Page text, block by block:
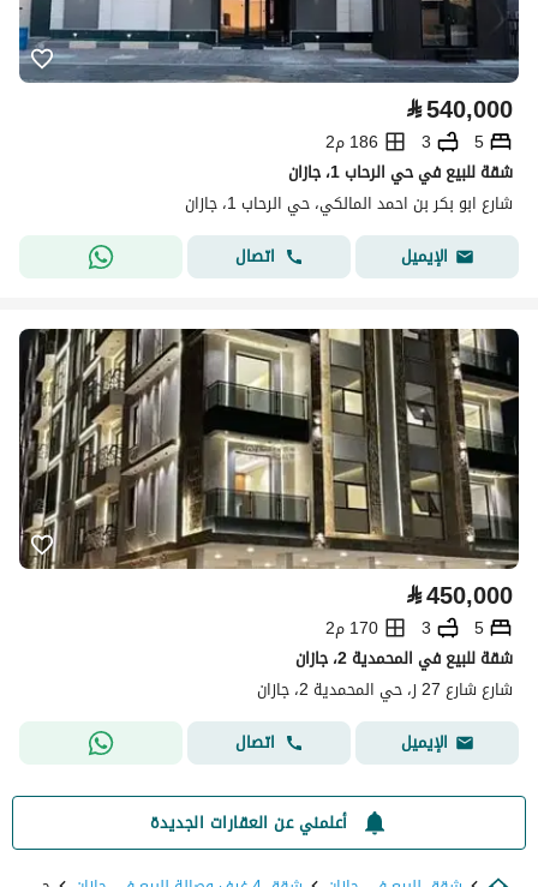
⃁540,000
5
3
186 م2
شقة للبيع في حي الرحاب 1، جازان
شارع ابو بكر بن احمد المالكي، حي الرحاب 1، جازان
الإيميل
اتصال
⃁450,000
5
3
170 م2
شقة للبيع في المحمدية 2، جازان
شارع شارع 27 ز، حي المحمدية 2، جازان
الإيميل
اتصال
أعلمني عن العقارات الجديدة